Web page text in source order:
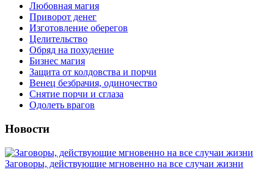
Любовная магия
Приворот денег
Изготовление оберегов
Целительство
Обряд на похудение
Бизнес магия
Защита от колдовства и порчи
Венец безбрачия, одиночество
Снятие порчи и сглаза
Одолеть врагов
Новости
Заговоры, действующие мгновенно на все случаи жизни